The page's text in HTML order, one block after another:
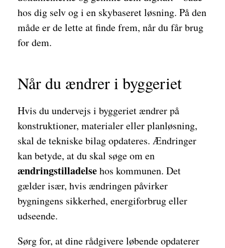
hos dig selv og i en skybaseret løsning. På den
måde er de lette at finde frem, når du får brug
for dem.
Når du ændrer i byggeriet
Hvis du undervejs i byggeriet ændrer på
konstruktioner, materialer eller planløsning,
skal de tekniske bilag opdateres. Ændringer
kan betyde, at du skal søge om en
ændringstilladelsehos kommunen. Det
gælder især, hvis ændringen påvirker
bygningens sikkerhed, energiforbrug eller
udseende.
Sørg for, at dine rådgivere løbende opdaterer